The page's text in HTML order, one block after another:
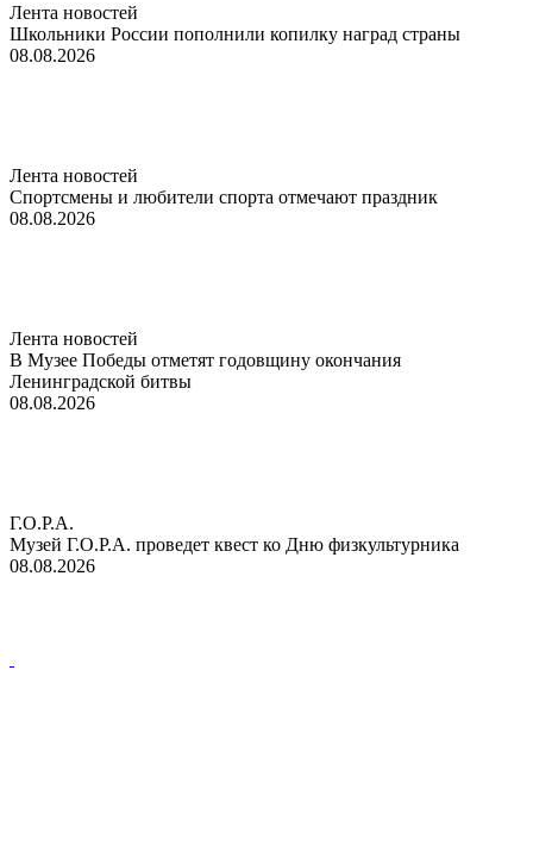
Лента новостей
Школьники России пополнили копилку наград страны
08.08.2026
Лента новостей
Спортсмены и любители спорта отмечают праздник
08.08.2026
Лента новостей
В Музее Победы отметят годовщину окончания
Ленинградской битвы
08.08.2026
Г.О.Р.А.
Музей Г.О.Р.А. проведет квест ко Дню физкультурника
08.08.2026